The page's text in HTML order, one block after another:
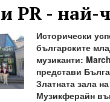
PR - най-
Исторически
българските
музиканти:
представи
Златната зала на
Музикферайн